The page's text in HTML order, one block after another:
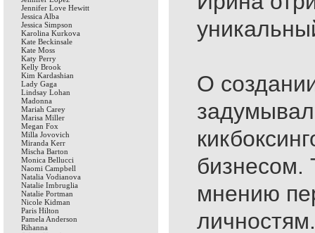
Jennifer Love Hewitt
Jessica Alba
Jessica Simpson
Karolina Kurkova
Kate Beckinsale
Kate Moss
Katy Perry
Kelly Brook
Kim Kardashian
Lady Gaga
Lindsay Lohan
Madonna
Mariah Carey
Marisa Miller
Megan Fox
Milla Jovovich
Miranda Kerr
Mischa Barton
Monica Bellucci
Naomi Campbell
Natalia Vodianova
Natalie Imbruglia
Natalie Portman
Nicole Kidman
Paris Hilton
Pamela Anderson
Rihanna
О
бизнесом.
мнению